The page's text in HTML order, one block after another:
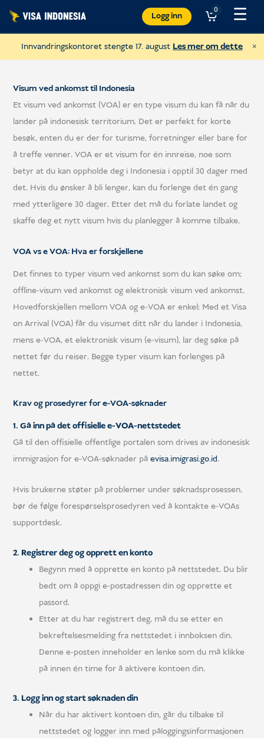
Hopp
innhold
Logg inn
0 ☰
Innvandringskontoret stengte 17. august Les mer om dette ×
Visum ved ankomst til Indonesia
Et visum ved ankomst (VOA) er en type visum du kan få når du
lander på indonesisk territorium. Det er perfekt for korte
besøk, enten du er der for turisme, forretninger eller bare for
å treffe venner. VOA er et visum for én innreise, noe som
betyr at du kan oppholde deg i Indonesia i opptil 30 dager med
det. Hvis du ønsker å bli lenger, kan du forlenge det én gang
med ytterligere 30 dager. Etter det må du forlate landet og
skaffe deg et nytt visum hvis du planlegger å komme tilbake.
VOA vs e VOA: Hva er forskjellene
Det finnes to typer visum ved ankomst som du kan søke om;
offline-visum ved ankomst og elektronisk visum ved ankomst.
Hovedforskjellen mellom VOA og e-VOA er enkel: Med et Visa
on Arrival (VOA) får du visumet ditt når du lander i Indonesia,
mens e-VOA, et elektronisk visum (e-visum), lar deg søke på
nettet før du reiser. Begge typer visum kan forlenges på
nettet.
Krav og prosedyrer for e-VOA-søknader
1. Gå inn på det offisielle e-VOA-nettstedet
Gå til den offisielle offentlige portalen som drives av indonesisk
immigrasjon for e-VOA-søknader påevisa.imigrasi.go.id.
Hvis brukerne støter på problemer under søknadsprosessen,
bør de følge forespørselsprosedyren ved å kontakte e-VOAs
supportdesk.
2. Registrer deg og opprett en konto
Begynn med å opprette en konto på nettstedet. Du blir
bedt om å oppgi e-postadressen din og opprette et
passord.
Etter at du har registrert deg, må du se etter en
bekreftelsesmelding fra nettstedet i innboksen din.
Denne e-posten inneholder en lenke som du må klikke
på innen én time for å aktivere kontoen din.
3. Logg inn og start søknaden din
Når du har aktivert kontoen din, går du tilbake til
nettstedet og logger inn med påloggingsinformasjonen
Gi en gave til JAAN